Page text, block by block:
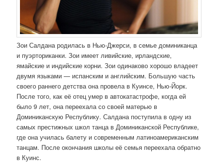
Зои Салдана родилась в Нью-Джерси, в семье доминиканца
и пуэрториканки. Зои имеет ливийские, ирландские,
ямайские и индийские корни. Зои одинаково хорошо владеет
двумя языками — испанским и английским. Большую часть
своего раннего детства она провела в Куинсе, Нью-Йорк.
После того, как её отец умер в автокатастрофе, когда ей
было 9 лет, она переехала со своей матерью в
Доминиканскую Республику. Салдана поступила в одну из
самых престижных школ танца в Доминиканской Республике,
где она училась балету и современным латиноамериканским
танцам. После окончания школы её семья переехала обратно
в Куинс.